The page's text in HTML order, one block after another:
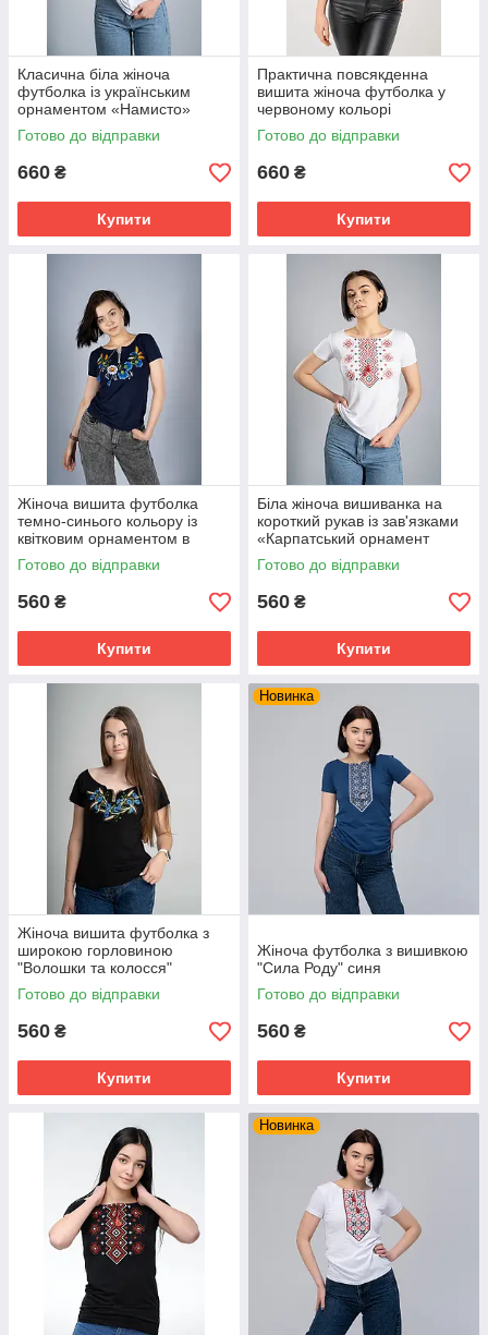
Класична біла жіноча
футболка із українським
орнаментом «Намисто»
Готово до відправки
660 ₴
Купити
Практична повсякденна
вишита жіноча футболка у
червоному кольорі
«Намисто»
Готово до відправки
660 ₴
Купити
Жіноча вишита футболка
темно-синього кольору із
квітковим орнаментом в
українському стилі «Віночок»
Готово до відправки
560 ₴
Купити
Біла жіноча вишиванка на
короткий рукав із зав'язками
«Карпатський орнамент
(червона вишивка)»
Готово до відправки
560 ₴
Купити
Жіноча вишита футболка з
широкою горловиною
"Волошки та колосся"
Готово до відправки
560 ₴
Купити
Новинка
Жіноча футболка з вишивкою
"Сила Роду" синя
Готово до відправки
560 ₴
Купити
Новинка